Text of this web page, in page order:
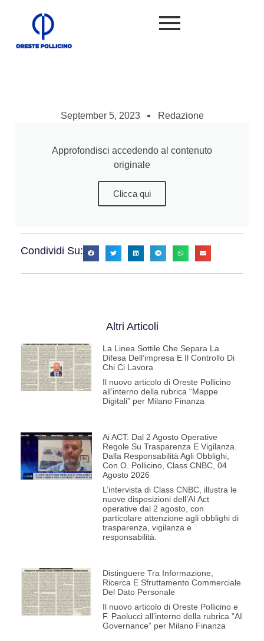
September 5, 2023 Redazione
Approfondisci accedendo al contenuto
originale
Clicca qui
Condividi Su:
Altri Articoli
La Linea Sottile Che Separa La
Difesa Dell’impresa E Il Controllo Di
Chi Ci Lavora
Il nuovo articolo di Oreste Pollicino
all’interno della rubrica “Mappe
Digitali” per Milano Finanza
Ai ACT: Dal 2 Agosto Operative
Regole Su Trasparenza E Vigilanza.
Dalla Responsabilità Agli Obblighi,
Con O. Pollicino, Class CNBC, 04
Agosto 2026
L’intervista di Class CNBC, illustra le
nuove disposizioni dell’AI Act
operative dal 2 agosto, con
particolare attenzione agli obblighi di
trasparenza, vigilanza e
responsabilità.
Distinguere Tra Informazione,
Ricerca E Sfruttamento Commerciale
Del Dato Personale
Il nuovo articolo di Oreste Pollicino e
F. Paolucci all’interno della rubrica “AI
Governance” per Milano Finanza